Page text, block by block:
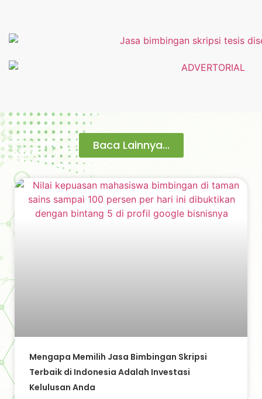
Baca Lainnya...
Mengapa Memilih Jasa Bimbingan Skripsi
Terbaik di Indonesia Adalah Investasi
Kelulusan Anda